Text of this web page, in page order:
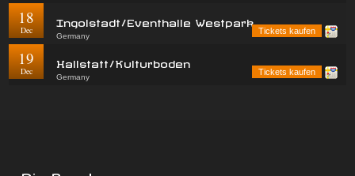
18
Dec
Ingolstadt/Eventhalle Westpark
Germany
Tickets kaufen
19
Dec
Hallstatt/Kulturboden
Germany
Tickets kaufen